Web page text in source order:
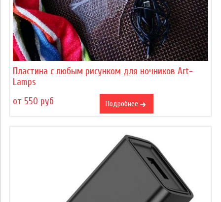
Пластина с любым рисунком для ночников Art-
Lamps
от 550 руб
Подробнее